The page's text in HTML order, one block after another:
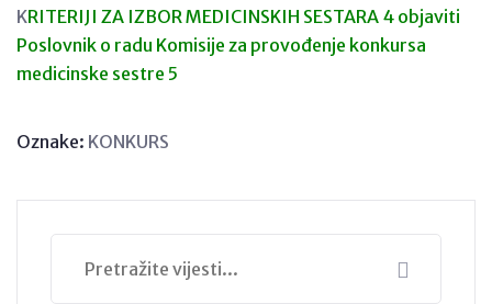
KRITERIJI ZA IZBOR MEDICINSKIH SESTARA 4 objaviti
Poslovnik o radu Komisije za provođenje konkursa
medicinske sestre 5
Oznake: KONKURS